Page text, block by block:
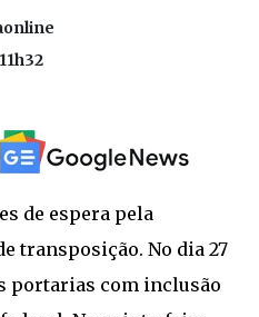
de espera pela
transposição. No dia 27
portarias com inclusão